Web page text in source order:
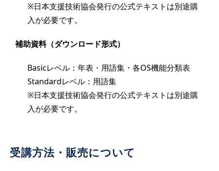
※日本支援技術協会発行の公式テキストは別途購
入が必要です。
補助資料（ダウンロード形式）
Basicレベル：年表・用語集・各OS機能分類表
Standardレベル：用語集
※日本支援技術協会発行の公式テキストは別途購
入が必要です。
受講方法・販売について